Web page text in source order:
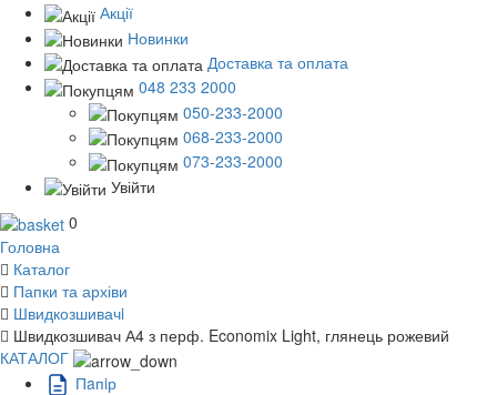
Акції
Новинки
Доставка та оплата
048 233 2000
050-233-2000
068-233-2000
073-233-2000
Увійти
0
Головна
Каталог
Папки та архіви
Швидкозшивачi
Швидкозшивач А4 з перф. Economix Light, глянець рожевий
КАТАЛОГ
Пaпiр